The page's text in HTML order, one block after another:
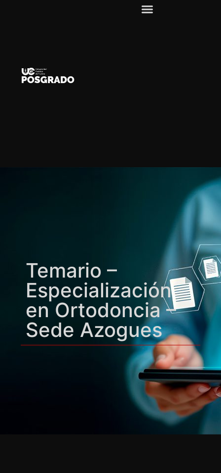
Temario –
Especialización
en Ortodoncia –
Sede Azogues